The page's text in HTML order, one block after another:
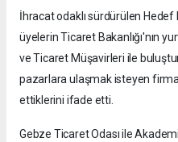
İhracat odaklı sürdürülen Hedef
üyelerin Ticaret Bakanlığı'nın
ve Ticaret Müşavirleri ile
pazarlara ulaşmak isteyen
ettiklerini ifade etti.
Gebze Ticaret Odası ile